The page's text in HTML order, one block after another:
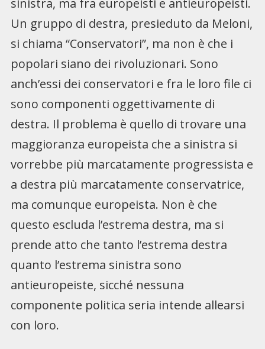
sinistra, ma fra europeisti e antieuropeisti.
Un gruppo di destra, presieduto da Meloni,
si chiama “Conservatori”, ma non è che i
popolari siano dei rivoluzionari. Sono
anch’essi dei conservatori e fra le loro file ci
sono componenti oggettivamente di
destra. Il problema è quello di trovare una
maggioranza europeista che a sinistra si
vorrebbe più marcatamente progressista e
a destra più marcatamente conservatrice,
ma comunque europeista. Non è che
questo escluda l’estrema destra, ma si
prende atto che tanto l’estrema destra
quanto l’estrema sinistra sono
antieuropeiste, sicché nessuna
componente politica seria intende allearsi
con loro.